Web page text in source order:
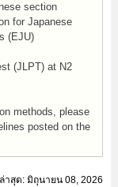
section
for Japanese
(EJU)
(JLPT) at N2
methods, please
posted on the
าสุด: มิถุนายน 08, 2026